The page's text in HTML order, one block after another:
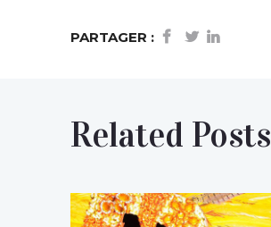
PARTAGER :
Related Posts